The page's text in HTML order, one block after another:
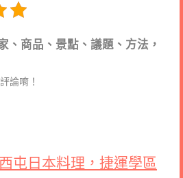
、商品、景點、議題、方法，
論唷！
屯日本料理，捷運學區